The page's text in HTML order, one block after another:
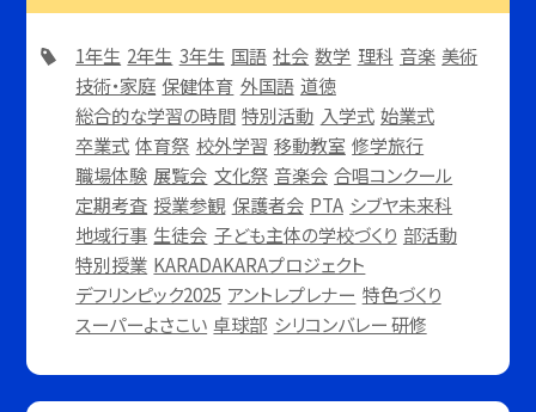
1年生 2年生 3年生 国語 社会 数学 理科 音楽 美術
技術・家庭 保健体育 外国語 道徳
総合的な学習の時間 特別活動 入学式 始業式
卒業式 体育祭 校外学習 移動教室 修学旅行
職場体験 展覧会 文化祭 音楽会 合唱コンクール
定期考査 授業参観 保護者会 PTA シブヤ未来科
地域行事 生徒会 子ども主体の学校づくり 部活動
特別授業 KARADAKARAプロジェクト
デフリンピック2025 アントレプレナー 特色づくり
スーパーよさこい 卓球部 シリコンバレー 研修